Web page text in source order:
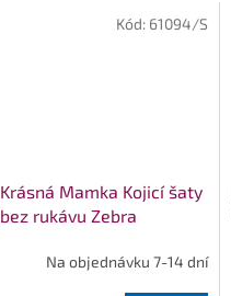
Krásná Mamka Kojicí šaty
bez rukávu Zebra
Na objednávku 7-14 dní
Kód: 61094/S